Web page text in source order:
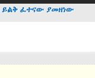
ፈተናው ያመዘነው